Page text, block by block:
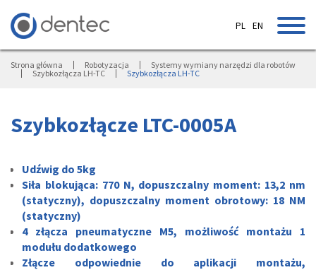
Strona główna Robotyzacja
Systemy wymiany narzędzi dla robotów
Szybkozłącza LH-TC
Szybkozłącza LH-TC
Szybkozłącze LTC-0005A
Udźwig do 5kg
Siła blokująca: 770 N, dopuszczalny moment: 13,2 nm
(statyczny), dopuszczalny moment obrotowy: 18 NM
(statyczny)
4 złącza pneumatyczne M5, możliwość montażu 1
modułu dodatkowego
Złącze odpowiednie do aplikacji montażu,
PL EN